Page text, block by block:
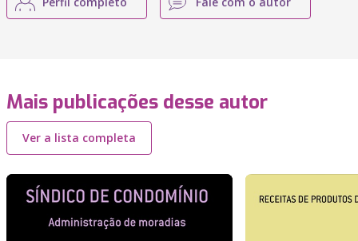
Mais publicações desse autor
Ver a lista completa